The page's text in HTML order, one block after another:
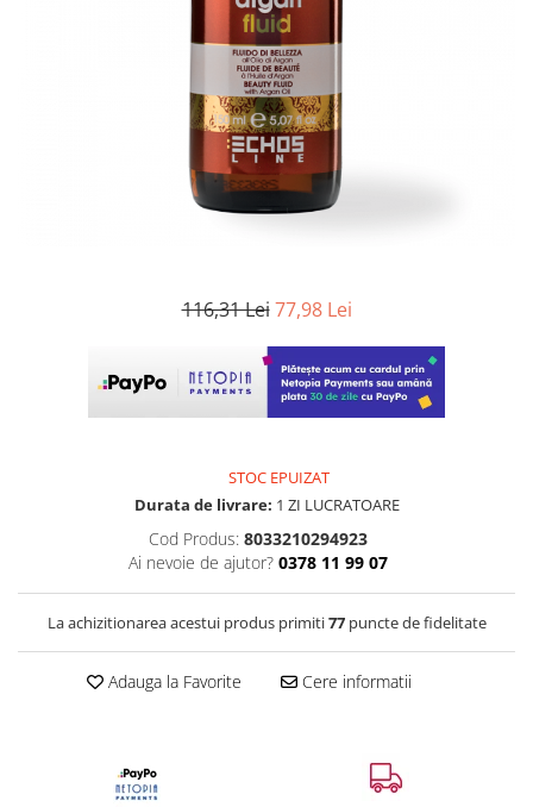
116,31 Lei 77,98 Lei
STOC EPUIZAT
Durata de livrare: 1 ZI LUCRATOARE
Cod Produs: 8033210294923
Ai nevoie de ajutor? 0378 11 99 07
La achizitionarea acestui produs primiti77puncte de fidelitate
Adauga la Favorite Cere informatii